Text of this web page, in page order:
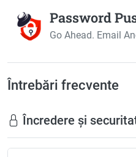
Password
Go Ahead. Email
Întrebări frecvente
Încredere și